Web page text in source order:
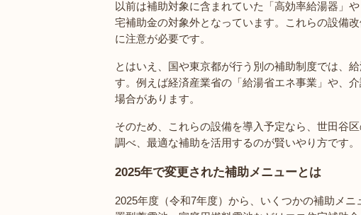
以前は補助対象に含まれていた「高効率給湯器」
宅補助金の対象外となっています。これらの設備
に注意が必要です。
とはいえ、国や東京都が行う別の補助制度では、
す。例えば経済産業省の「給湯省エネ事業」や、
場合があります。
そのため、これらの設備を導入予定なら、世田谷
調べ、最適な補助を活用するのが賢いやり方です。
2025年で変更された補助メニューとは
2025年度（令和7年度）から、いくつかの補助メ